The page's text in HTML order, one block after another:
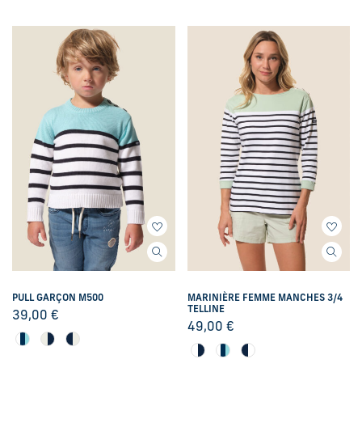
PULL GARÇON M500
39,00 €
MARINIÈRE FEMME MANCHES 3/4
TELLINE
49,00 €